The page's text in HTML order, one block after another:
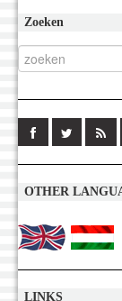
Zoeken
OTHER
LINKS